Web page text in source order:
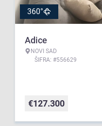
360°
Adice
NOVI SAD
ŠIFRA: #556629
€127.300